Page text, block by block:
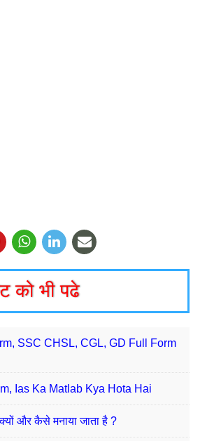
को भी पढे
SSC CHSL, CGL, GD Full Form
Ias Ka Matlab Kya Hota Hai
और कैसे मनाया जाता है ?